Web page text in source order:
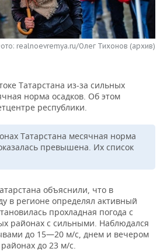
realnoevremya.ru/Олег Тихонов (архив)
Татарстана из-за сильных
норма осадков. Об этом
республики.
Татарстана месячная норма
превышена. Их список
объяснили, что в
в регионе определял активный
прохладная погода с
районах с сильными. Наблюдался
до 15—20 м/с, днем и вечером
до 23 м/с.